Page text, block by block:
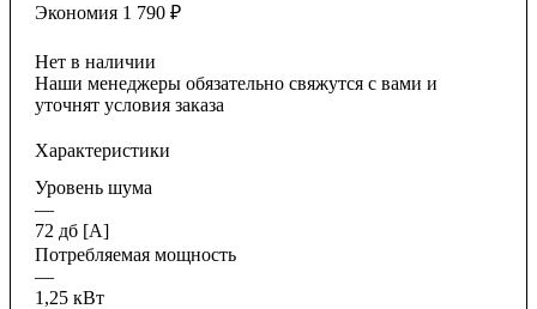
Экономия 1 790 ₽
Нет в наличии
Наши менеджеры обязательно свяжутся с вами и
уточнят условия заказа
Характеристики
Уровень шума
—
72 дб [A]
Потребляемая мощность
—
1,25 кВт